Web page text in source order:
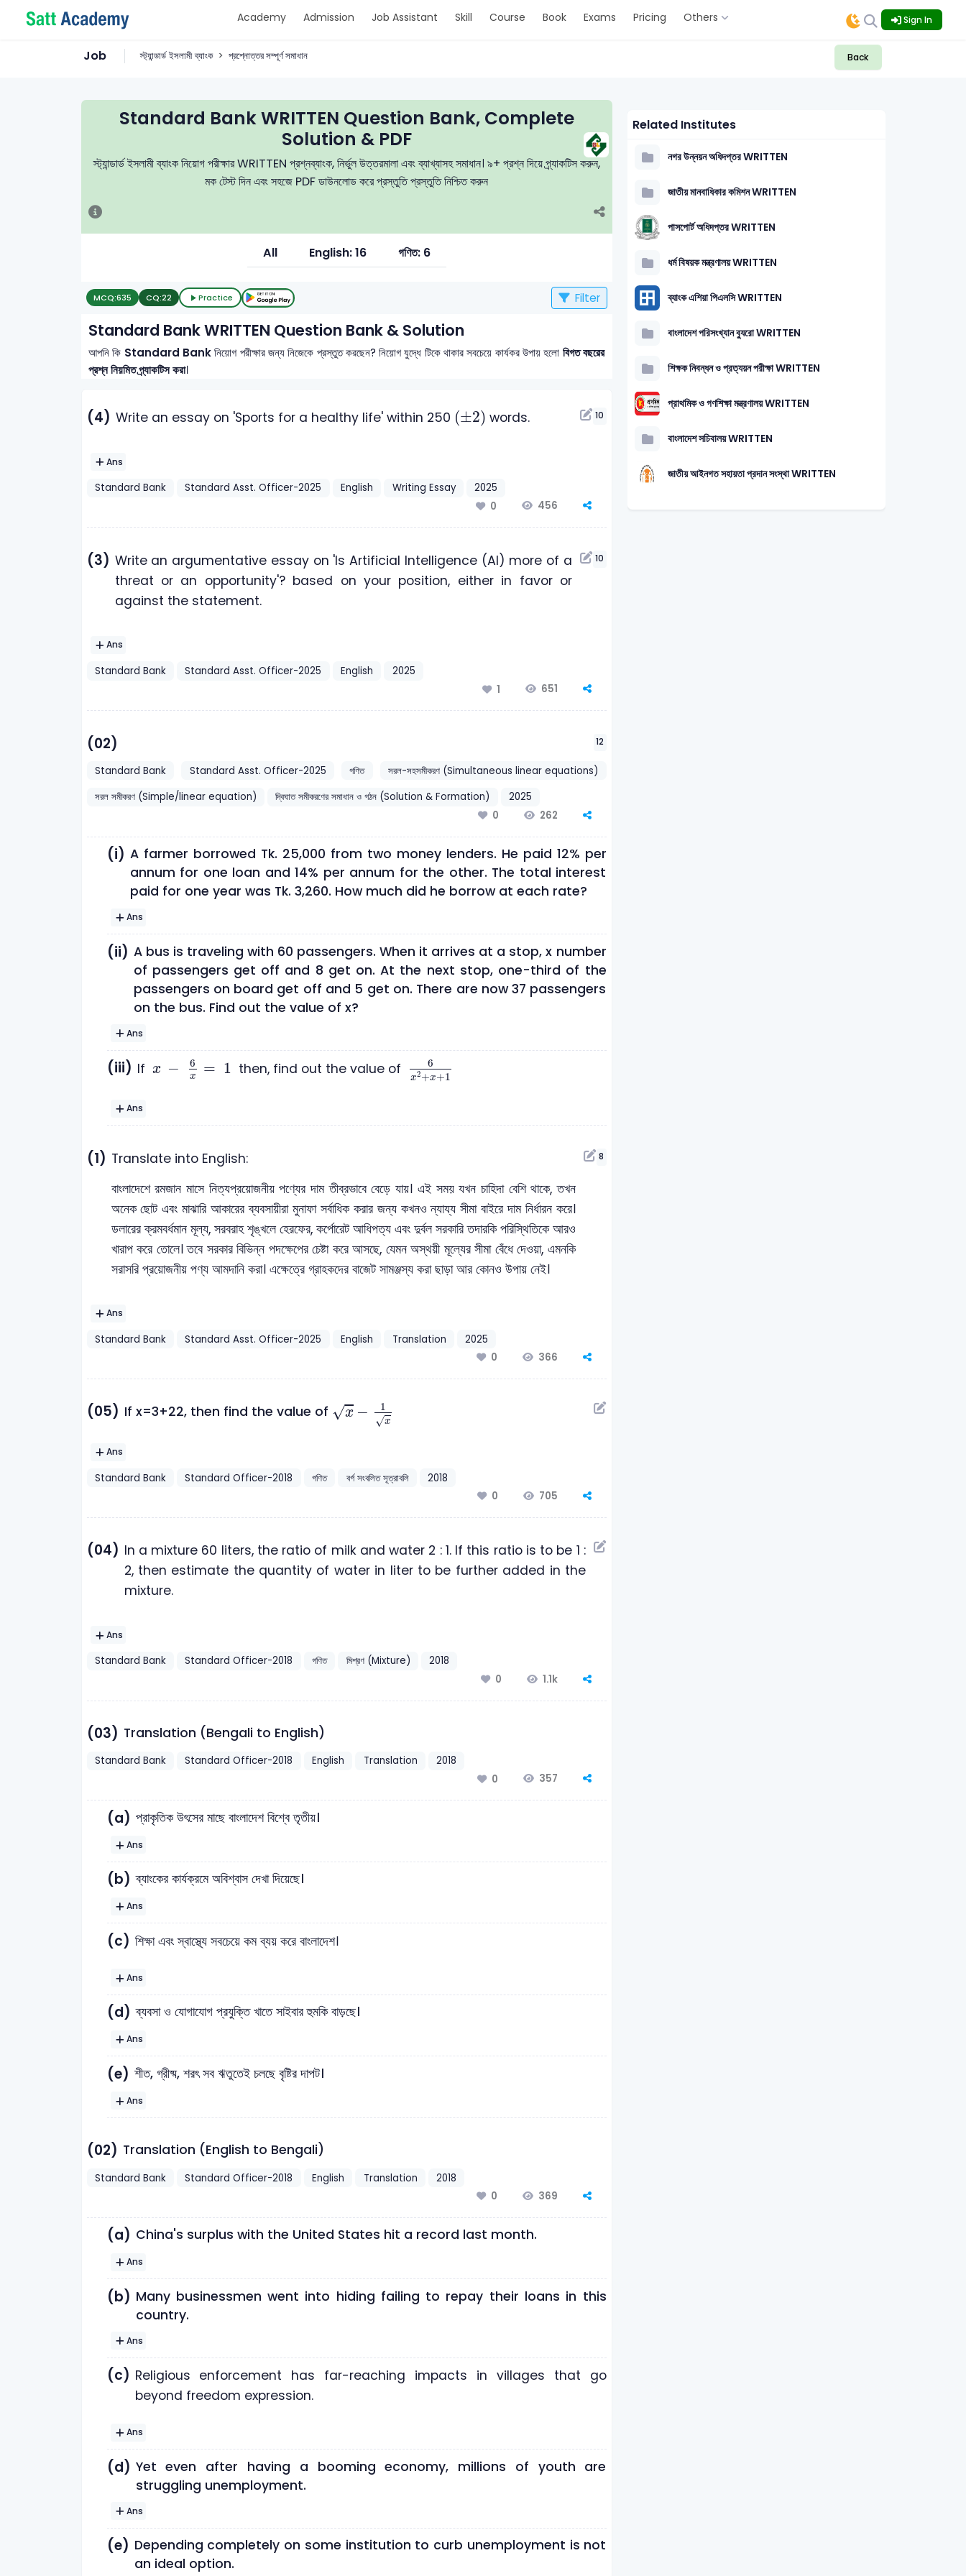
Academy Admission Job Assistant Skill Course Book Exams Pricing Others Sign In
Job স্ট্যান্ডার্ড ইসলামী ব্যাংক প্রশ্নোত্তর সম্পূর্ণ সমাধান Back
Standard Bank WRITTEN Question Bank, Complete
Solution & PDF
স্ট্যান্ডার্ড ইসলামী ব্যাংক নিয়োগ পরীক্ষার WRITTEN প্রশ্নব্যাংক, নির্ভুল উত্তরমালা এবং ব্যাখ্যাসহ সমাধান। ৯+ প্রশ্ন দিয়ে প্র্যাকটিস করুন,
মক টেস্ট দিন এবং সহজে PDF ডাউনলোড করে প্রস্তুতি প্রস্তুতি নিশ্চিত করুন
All English: 16 গণিত: 6
MCQ:635 CQ:22 Practice Filter
Standard Bank WRITTEN Question Bank & Solution
আপনি কি Standard Bankনিয়োগ পরীক্ষার জন্য নিজেকে প্রস্তুত করছেন? নিয়োগ যুদ্ধে টিকে থাকার সবচেয়ে কার্যকর উপায় হলো বিগত বছরের
প্রশ্ন নিয়মিত প্র্যাকটিস করা।
(4) Write an essay on 'Sports for a healthy life' within 250 (±2)
± 2 words. 10
Ans
Standard Bank Standard Asst. Officer-2025 English Writing Essay
2025
0
456
(3) Write an argumentative essay on 'Is Artificial Intelligence (AI) more of a
threat or an opportunity'? based on your position, either in favor or
against the statement.
10
Ans
Standard Bank Standard Asst. Officer-2025 English
2025
1
651
(02) 12
Standard Bank Standard Asst. Officer-2025 গণিত
সরল-সহসমীকরণ (Simultaneous linear equations)
সরল সমীকরণ (Simple/linear equation)
দ্বিঘাত সমীকরণের সমাধান ও গঠন (Solution & Formation)
2025
0
262
(i) A farmer borrowed Tk. 25,000 from two money lenders. He paid 12% per
annum for one loan and 14% per annum for the other. The total interest
paid for one year was Tk. 3,260. How much did he borrow at each rate?
Ans
(ii) A bus is traveling with 60 passengers. When it arrives at a stop, x number
of passengers get off and 8 get on. At the next stop, one-third of the
passengers on board get off and 5 get on. There are now 37 passengers
on the bus. Find out the value of x?
Ans
(iii) If x − 6
x = 1
x - 6x= 1 then, find out the value of 6
x2+x+1
6x2+x+1
Ans
(1) Translate into English:
বাংলাদেশে রমজান মাসে নিত্যপ্রয়োজনীয় পণ্যের দাম তীব্রভাবে বেড়ে যায়। এই সময় যখন চাহিদা বেশি থাকে, তখন
অনেক ছোট এবং মাঝারি আকারের ব্যবসায়ীরা মুনাফা সর্বাধিক করার জন্য কখনও ন্যায্য সীমা বাইরে দাম নির্ধারন করে।
ডলারের ক্রমবর্ধমান মূল্য, সরবরাহ শৃঙ্খলে হেরফের, কর্পোরেট আধিপত্য এবং দুর্বল সরকারি তদারকি পরিস্থিতিকে আরও
খারাপ করে তোলে। তবে সরকার বিভিন্ন পদক্ষেপের চেষ্টা করে আসছে, যেমন অস্থয়ী মূল্যের সীমা বেঁধে দেওয়া, এমনকি
সরাসরি প্রয়োজনীয় পণ্য আমদানি করা। এক্ষেত্রে গ্রাহকদের বাজেট সামঞ্জস্য করা ছাড়া আর কোনও উপায় নেই।
8
Ans
Standard Bank Standard Asst. Officer-2025 English Translation
2025
0
366
(05) If x=3+22, then find the value of √x −
1
√x
-1x
Ans
Standard Bank Standard Officer-2018 গণিত বর্গ সংবলিত সূত্রাবলি
2018
0
705
(04) In a mixture 60 liters, the ratio of milk and water 2 : 1. If this ratio is to be 1 :
2, then estimate the quantity of water in liter to be further added in the
mixture.
Ans
Standard Bank Standard Officer-2018 গণিত মিশ্রণ (Mixture)
2018
0
1.1k
(03) Translation (Bengali to English)
Standard Bank Standard Officer-2018 English Translation
2018
0
357
(a) প্রাকৃতিক উৎসের মাছে বাংলাদেশ বিশ্বে তৃতীয়।
Ans
(b) ব্যাংকের কার্যক্রমে অবিশ্বাস দেখা দিয়েছে।
Ans
(c) শিক্ষা এবং স্বাস্থ্যে সবচেয়ে কম ব্যয় করে বাংলাদেশ।
Ans
(d) ব্যবসা ও যোগাযোগ প্রযুক্তি খাতে সাইবার হুমকি বাড়ছে।
Ans
(e) শীত, গ্রীষ্ম, শরৎ সব ঋতুতেই চলছে বৃষ্টির দাপট।
Ans
(02) Translation (English to Bengali)
Standard Bank Standard Officer-2018 English Translation
2018
0
369
(a) China's surplus with the United States hit a record last month.
Ans
(b) Many businessmen went into hiding failing to repay their loans in this
country.
Ans
(c) Religious enforcement has far-reaching impacts in villages that go
beyond freedom expression.
Ans
(d) Yet even after having a booming economy, millions of youth are
struggling unemployment.
Ans
(e) Depending completely on some institution to curb unemployment is not
an ideal option.
Related Institutes
নগর উন্নয়ন অধিদপ্তর WRITTEN
জাতীয় মানবাধিকার কমিশন WRITTEN
পাসপোর্ট অধিদপ্তর WRITTEN
ধর্ম বিষয়ক মন্ত্রণালয় WRITTEN
ব্যাংক এশিয়া পিএলসি WRITTEN
বাংলাদেশ পরিসংখ্যান ব্যুরো WRITTEN
শিক্ষক নিবন্ধন ও প্রত্যয়ন পরীক্ষা WRITTEN
প্রাথমিক ও গণশিক্ষা মন্ত্রণালয় WRITTEN
বাংলাদেশ সচিবালয় WRITTEN
জাতীয় আইনগত সহায়তা প্রদান সংস্থা WRITTEN